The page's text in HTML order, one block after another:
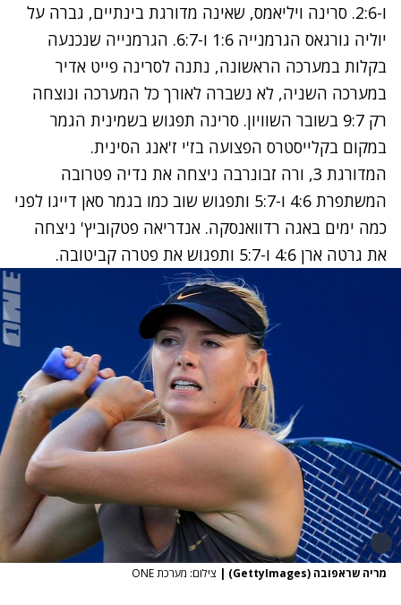
ו-2:6. סרינה ויליאמס, שאינה מדורגת בינתיים, גברה על
יוליה גורגאס הגרמנייה 1:6 ו-6:7. הגרמנייה שנכנעה
בקלות במערכה הראשונה, נתנה לסרינה פייט אדיר
במערכה השניה, לא נשברה לאורך כל המערכה ונוצחה
רק 9:7 בשובר השוויון. סרינה תפגוש בשמינית הגמר
במקום בקלייסטרס הפצועה בז'י ז'אנג הסינית.
המדורגת 3, ורה זבונרבה ניצחה את נדיה פטרובה
המשתפרת 4:6 ו-5:7 ותפגוש שוב כמו בגמר סאן דייגו לפני
כמה ימים באגה רדוואנסקה. אנדריאה פטקוביץ' ניצחה
את גרטה ארן 4:6 ו-5:7 ותפגוש את פטרה קביטובה.
מריה שראפובה (GettyImages) | צילום: מערכת ONE